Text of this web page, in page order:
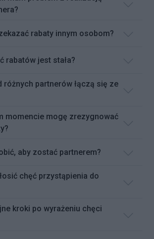
rabaty innym osobom?
rabatów jest stała?
różnych partnerów łączą się ze
momencie mogę zrezygnować
aby zostać partnerem?
chęć przystąpienia do
kroki po wyrażeniu chęci